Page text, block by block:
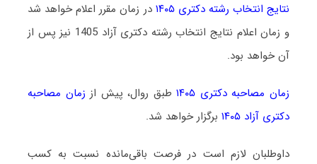
نتایج انتخاب رشته دکتری ۱۴۰۵
در زمان مقرر اعلام خواهد شد
و زمان اعلام نتایج انتخاب رشته دکتری آزاد 1405 نیز پس از
آن خواهد بود.
زمان مصاحبه دکتری ۱۴۰۵ طبق روال، پیش از زمان مصاحبه
دکتری آزاد ۱۴۰۵
برگزار خواهد شد.
داوطلبان لازم است در فرصت باقی‌مانده نسبت به کسب